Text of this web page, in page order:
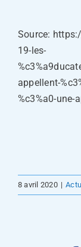
Source:
19-les-
appellent-
%c3%a0-une-
8 avril 2020 |